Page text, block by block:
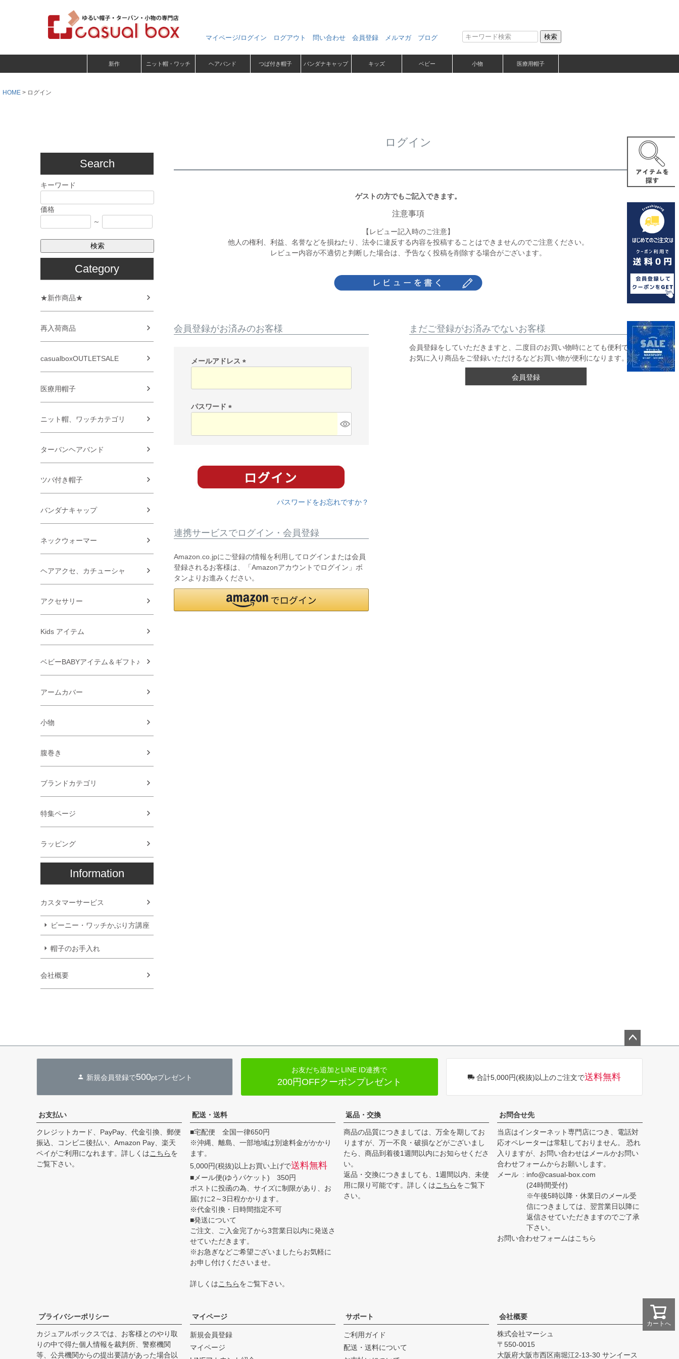
マイページ/ログイン ログアウト 問い合わせ 会員登録 メルマガ ブログ 検索
カートへ
新作 ニット帽・ワッチ ヘアバンド つば付き帽子 バンダナキャップ キッズ ベビー 小物 医療用帽子
HOME ログイン
Search
キーワード
価格
～
検索
Category
★新作商品★
再入荷商品
casualboxOUTLETSALE
医療用帽子
ニット帽、ワッチカテゴリ
ターバンヘアバンド
ツバ付き帽子
バンダナキャップ
ネックウォーマー
ヘアアクセ、カチューシャ
アクセサリー
Kids アイテム
ベビーBABYアイテム＆ギフト♪
アームカバー
小物
腹巻き
ブランドカテゴリ
特集ページ
ラッピング
Information
カスタマーサービス
ビーニー・ワッチかぶり方講座
帽子のお手入れ
会社概要
ログイン
ゲストの方でもご記入できます。
注意事項
【レビュー記入時のご注意】
他人の権利、利益、名誉などを損ねたり、法令に違反する内容を投稿することはできませんのでご注意ください。
レビュー内容が不適切と判断した場合は、予告なく投稿を削除する場合がございます。
会員登録がお済みのお客様
メールアドレス
パスワード
パスワードをお忘れですか？
連携サービスでログイン・会員登録
Amazon.co.jpにご登録の情報を利用してログインまたは会員
登録されるお客様は、「Amazonアカウントでログイン」ボ
タンよりお進みください。
まだご登録がお済みでないお客様
会員登録をしていただきますと、二度目のお買い物時にとても便利です。
お気に入り商品をご登録いただけるなどお買い物が便利になります。
会員登録
新規会員登録で500ptプレゼント
お友だち追加とLINE ID連携で
200円OFFクーポンプレゼント 合計5,000円(税抜)以上のご注文で送料無料
お支払い
クレジットカード、PayPay、代金引換、郵便
振込、コンビニ後払い、Amazon Pay、楽天
ペイがご利用になれます。詳しくはこちらを
ご覧下さい。
配送・送料
■宅配便 全国一律650円
※沖縄、離島、一部地域は別途料金がかかり
ます。
5,000円(税抜)以上お買い上げで送料無料
■メール便(ゆうパケット) 350円
ポストに投函の為、サイズに制限があり、お
届けに2～3日程かかります。
※代金引換・日時間指定不可
■発送について
ご注文、ご入金完了から3営業日以内に発送さ
せていただきます。
※お急ぎなどご希望ございましたらお気軽に
お申し付けくださいませ。
詳しくはこちらをご覧下さい。
返品・交換
商品の品質につきましては、万全を期してお
りますが、万一不良・破損などがございまし
たら、商品到着後1週間以内にお知らせくださ
い。
返品・交換につきましても、1週間以内、未使
用に限り可能です。詳しくはこちらをご覧下
さい。
お問合せ先
当店はインターネット専門店につき、電話対
応オペレーターは常駐しておりません。 恐れ
入りますが、お問い合わせはメールかお問い
合わせフォームからお願いします。
メール
info@casual-box.com
(24時間受付)
※午後5時以降・休業日のメール受
信につきましては、翌営業日以降に
返信させていただきますのでご了承
下さい。
お問い合わせフォームはこちら
プライバシーポリシー
カジュアルボックスでは、お客様とのやり取
りの中で得た個人情報を裁判所、警察機関
等、公共機関からの提出要請があった場合以
マイページ
新規会員登録
マイページ
サポート
ご利用ガイド
配送・送料について
会社概要
株式会社マーシュ
550-0015
大阪府大阪市西区南堀江2-13-30 サンイース